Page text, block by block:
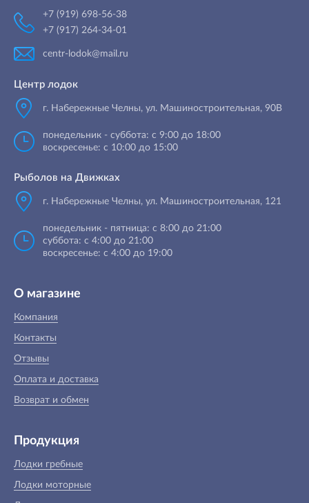
+7 (919) 698-56-38
+7 (917) 264-34-01
centr-lodok@mail.ru
Центр лодок
г. Набережные Челны, ул. Машиностроительная, 90B
понедельник - суббота: с 9:00 до 18:00
воскресенье: с 10:00 до 15:00
Рыболов на Движках
г. Набережные Челны, ул. Машиностроительная, 121
понедельник - пятница: с 8:00 до 21:00
суббота: с 4:00 до 21:00
воскресенье: с 4:00 до 19:00
О магазине
Компания
Контакты
Отзывы
Оплата и доставка
Возврат и обмен
Продукция
Лодки гребные
Лодки моторные